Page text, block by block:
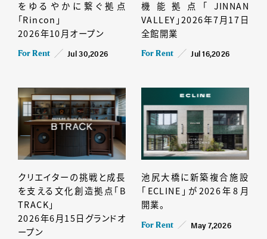
をゆるやかに繋ぐ拠点
「Rincon」
2026年10月オープン
For Rent Jul 30,2026
機能拠点「JINNAN
VALLEY」2026年7月17日
全館開業
For Rent Jul 16,2026
クリエイターの挑戦と成長
を支える文化創造拠点「B
TRACK」
2026年6月15日グランドオ
ープン
池尻大橋に新築複合施設
「ECLINE」が2026年8月
開業。
For Rent May 7,2026